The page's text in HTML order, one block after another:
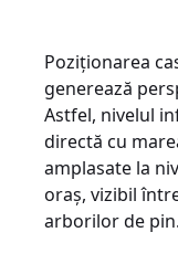
Poziționarea
generează
Astfel, nivelul
directă cu
amplasate la
oraș, vizibil
arborilor de pin.